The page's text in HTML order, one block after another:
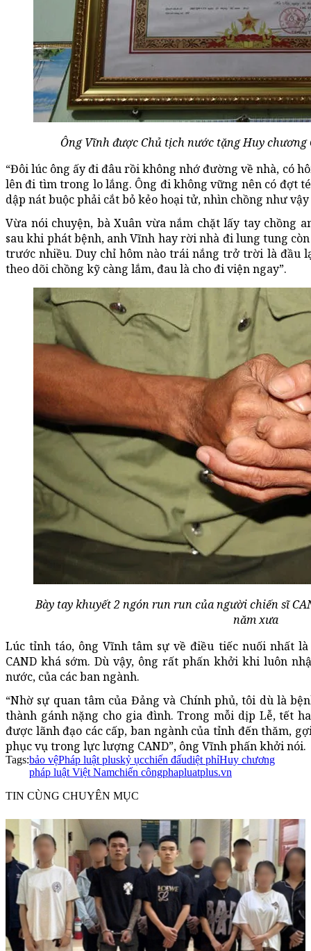
Ông Vĩnh được Chủ tịch nước tặng Huy chương
“Đôi lúc ông ấy đi đâu rồi không nhớ đường về nhà, có
lên đi tìm trong lo lắng. Ông đi không vững nên có đợt
dập nát buộc phải cắt bỏ kẻo hoại tử, nhìn chồng như
Vừa nói chuyện, bà Xuân vừa nắm chặt lấy tay chồng
sau khi phát bệnh, anh Vĩnh hay rời nhà đi lung tung
trước nhiều. Duy chỉ hôm nào trái nắng trở trời là đầu
theo dõi chồng kỹ càng lắm, đau là cho đi viện ngay”.
Bày tay khuyết 2 ngón run run của người chiến sĩ
năm xưa
Lúc tỉnh táo, ông Vĩnh tâm sự về điều tiếc nuối nhất
CAND khá sớm. Dù vậy, ông rất phấn khởi khi luôn
nước, của các ban ngành.
“Nhờ sự quan tâm của Đảng và Chính phủ, tôi dù là
thành gánh nặng cho gia đình. Trong mỗi dịp Lễ, tết
được lãnh đạo các cấp, ban ngành của tỉnh đến thăm,
phục vụ trong lực lượng CAND”, ông Vĩnh phấn khởi nói.
Tags:bảo vệPháp luật pluskỷ ụcchiến đấudiệt phỉHuy chương
pháp luật Việt Namchiến côngphapluatplus.vn
TIN CÙNG CHUYÊN MỤC